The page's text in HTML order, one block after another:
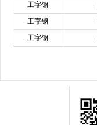
工字钢
工字钢
工字钢